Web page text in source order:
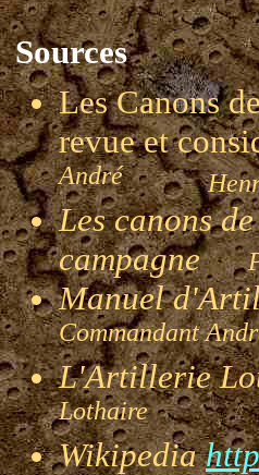
Sources
Les Canons
revue et
AndréHenri
Les canons
campagne
Manuel
Commandant
L'Artillerie
Lothaire
Wikipedia